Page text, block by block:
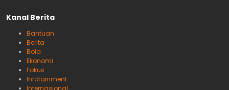
Kanal Berita
Bantuan
Berita
Bola
Ekonomi
Fokus
Infotainment
Internasional